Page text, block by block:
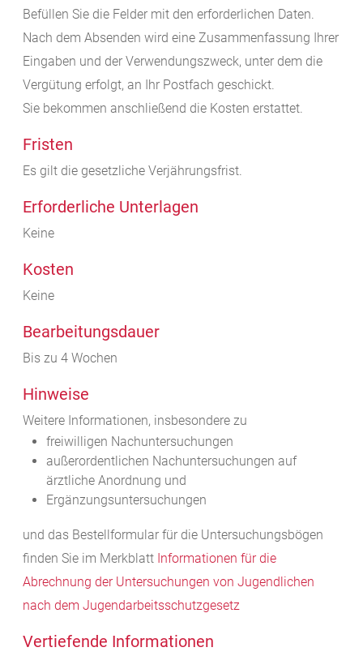
Befüllen Sie die Felder mit den erforderlichen Daten.
Nach dem Absenden wird eine Zusammenfassung Ihrer
Eingaben und der Verwendungszweck, unter dem die
Vergütung erfolgt, an Ihr Postfach geschickt.
Sie bekommen anschließend die Kosten erstattet.
Fristen
Es gilt die gesetzliche Verjährungsfrist.
Erforderliche Unterlagen
Keine
Kosten
Keine
Bearbeitungsdauer
Bis zu 4 Wochen
Hinweise
Weitere Informationen, insbesondere zu
freiwilligen Nachuntersuchungen
außerordentlichen Nachuntersuchungen auf
ärztliche Anordnung und
Ergänzungsuntersuchungen
und das Bestellformular für die Untersuchungsbögen
finden Sie im Merkblatt Informationen für die
Abrechnung der Untersuchungen von Jugendlichen
nach dem Jugendarbeitsschutzgesetz
Vertiefende Informationen